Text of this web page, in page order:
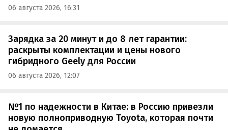
06 августа 2026, 16:31
Зарядка за 20 минут и до 8 лет гарантии:
раскрыты комплектации и цены нового
гибридного Geely для России
06 августа 2026, 12:07
№1 по надежности в Китае: в Россию привезли
новую полноприводную Toyota, которая почти